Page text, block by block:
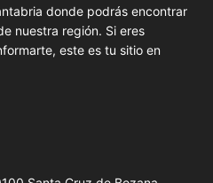
donde podrás encontrar
nuestra región. Si eres
este es tu sitio en